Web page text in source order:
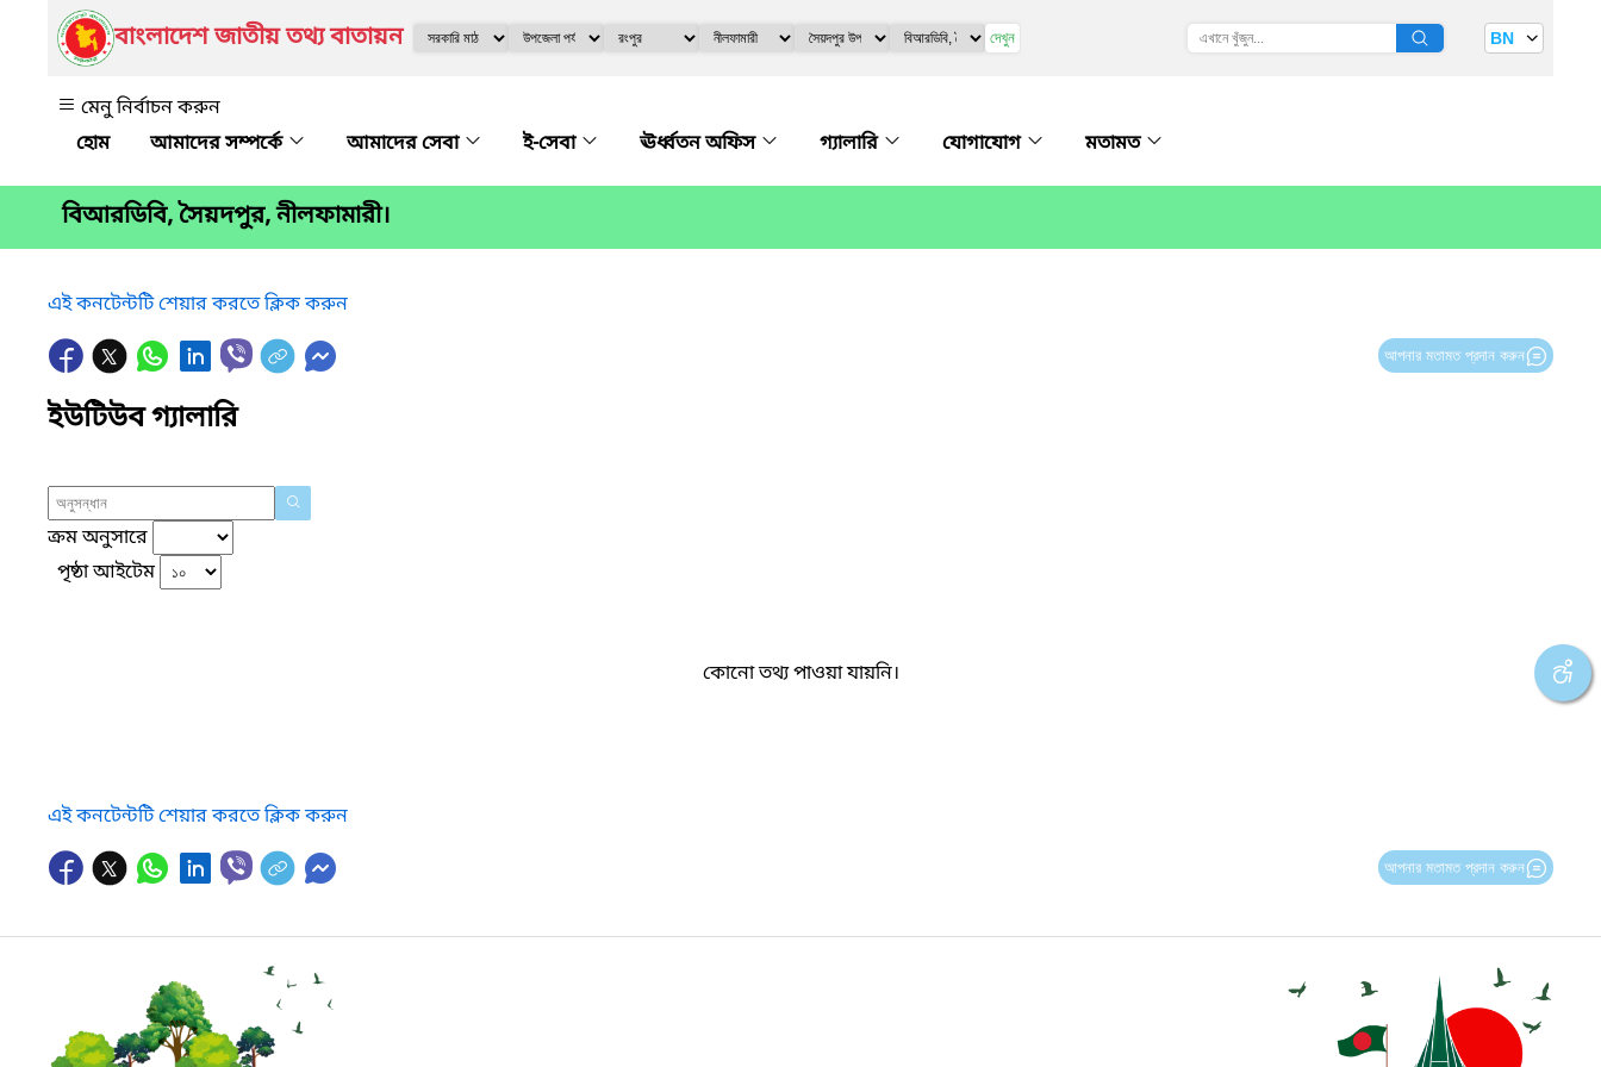
বাংলাদেশ জাতীয় তথ্য বাতায়ন দেখুন BN
মেনু নির্বাচন করুন
আমাদের সম্পর্কে
আমাদের সেবা ই-সেবা ঊর্ধ্বতন অফিস গ্যালারি যোগাযোগ মতামত
বিআরডিবি, সৈয়দপুর, নীলফামারী।
এই কনটেন্টটি শেয়ার করতে ক্লিক করুন
আপনার মতামত প্রদান করুন
ইউটিউব গ্যালারি
ক্রম অনুসারে
পৃষ্ঠা আইটেম
কোনো তথ্য পাওয়া যায়নি।
এই কনটেন্টটি শেয়ার করতে ক্লিক করুন
আপনার মতামত প্রদান করুন